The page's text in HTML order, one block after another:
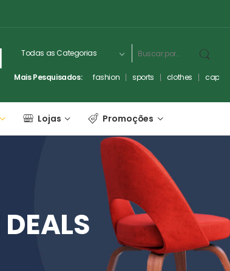
Mais Pesquisados: fashion sports clothes
Lojas Promoções
DEALS